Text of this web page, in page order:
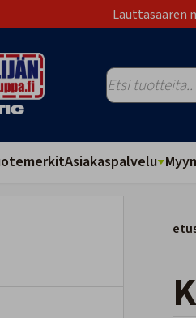
Lauttasaaren
Asiakaspalvelu